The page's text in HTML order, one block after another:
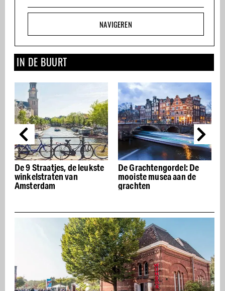
NAVIGEREN
IN DE BUURT
De Grachtengordel: De
mooiste musea aan de
grachten
De beste Italiaanse
restaurants van
Amsterdam – Buon